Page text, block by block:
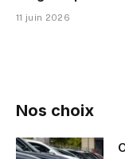
11 juin 2026
Nos choix